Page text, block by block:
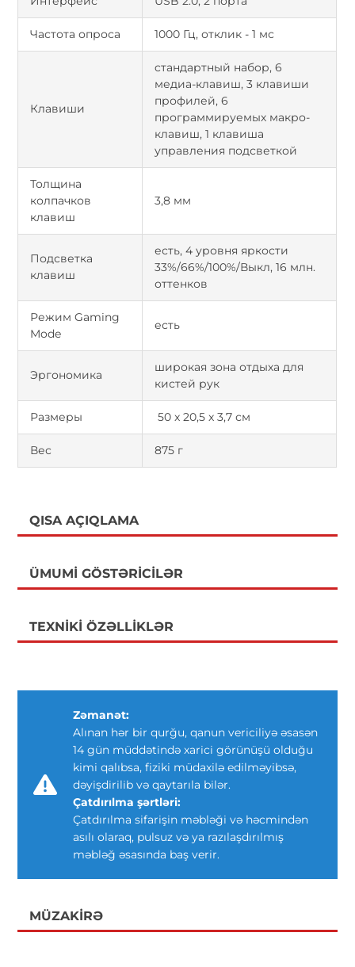
Частота опроса 1000 Гц, отклик - 1 мс
Клавиши
cтандартный набор, 6
медиа-клавиш, 3 клавиши
профилей, 6
программируемых макро-
клавиш, 1 клавиша
управления подсветкой
Толщина
колпачков
клавиш
3,8 мм
Подсветка
клавиш
есть, 4 уровня яркости
33%/66%/100%/Выкл, 16 млн.
оттенков
Режим Gaming
Mode
есть
Эргономика
широкая зона отдыха для
кистей рук
Размеры 50 x 20,5 x 3,7 см
Вес 875 г
QISA AÇIQLAMA
ÜMUMI GÖSTƏRICILƏR
TEXNIKI ÖZƏLLIKLƏR
Zəmanət:
Alınan hər bir qurğu, qanun vericiliyə əsasən
14 gün müddətində xarici görünüşü olduğu
kimi qalıbsa, fiziki müdaxilə edilməyibsə,
dəyişdirilib və qaytarıla bilər.
Çatdırılma şərtləri:
Çatdırılma sifarişin məbləği və həcmindən
asılı olaraq, pulsuz və ya razılaşdırılmış
məbləğ əsasında baş verir.
MÜZAKIRƏ